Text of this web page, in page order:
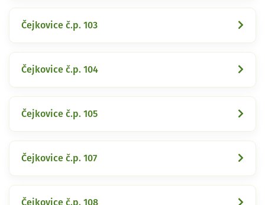
Čejkovice č.p. 103
Čejkovice č.p. 104
Čejkovice č.p. 105
Čejkovice č.p. 107
Čejkovice č.p. 108